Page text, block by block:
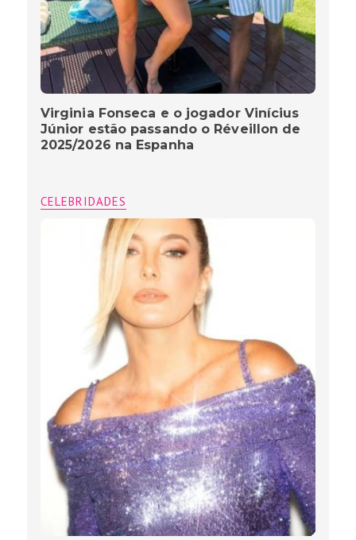
Virginia Fonseca e o jogador Vinícius
Júnior estão passando o Réveillon de
2025/2026 na Espanha
CELEBRIDADES